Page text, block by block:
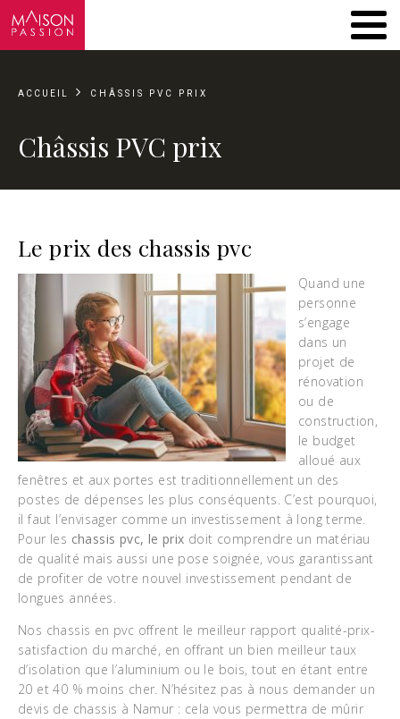
ACCUEIL CHÂSSIS PVC PRIX
Châssis PVC prix
Le prix des chassis pvc
Quand une
personne
s’engage
dans un
projet de
rénovation
ou de
construction,
le budget
alloué aux
fenêtres et aux portes est traditionnellement un des
postes de dépenses les plus conséquents. C’est pourquoi,
il faut l’envisager comme un investissement à long terme.
Pour les chassis pvc, le prix doit comprendre un matériau
de qualité mais aussi une pose soignée, vous garantissant
de profiter de votre nouvel investissement pendant de
longues années.
Nos chassis en pvc offrent le meilleur rapport qualité-prix-
satisfaction du marché, en offrant un bien meilleur taux
d’isolation que l’aluminium ou le bois, tout en étant entre
20 et 40 % moins cher. N’hésitez pas à nous demander un
devis de chassis à Namur : cela vous permettra de mûrir